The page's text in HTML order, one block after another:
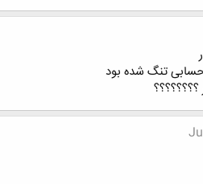
تنگ شده بود